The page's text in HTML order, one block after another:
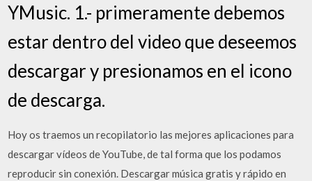
YMusic. 1.- primeramente debemos
estar dentro del video que deseemos
descargar y presionamos en el icono
de descarga.
Hoy os traemos un recopilatorio las mejores aplicaciones para
descargar vídeos de YouTube, de tal forma que los podamos
reproducir sin conexión. Descargar música gratis y rápido en